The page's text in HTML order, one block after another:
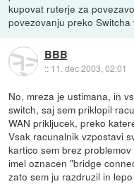
kupovat ruterje za
povezovanju preko
BBB
:: 11. dec 2003, 02:01
No, mreza je ustimana, in
switch, saj sem priklopil
WAN prikljucek, preko
Vsak racunalnik vzpostavi
kartico sem brez
imel oznacen "bridge
zato sem ju razdruzil in